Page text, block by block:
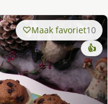
Maak favoriet10
👍